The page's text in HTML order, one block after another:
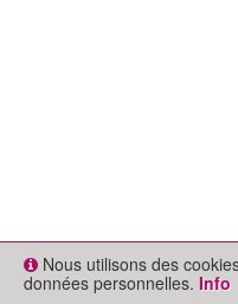
Nous utilisons des
données personnelles. Info